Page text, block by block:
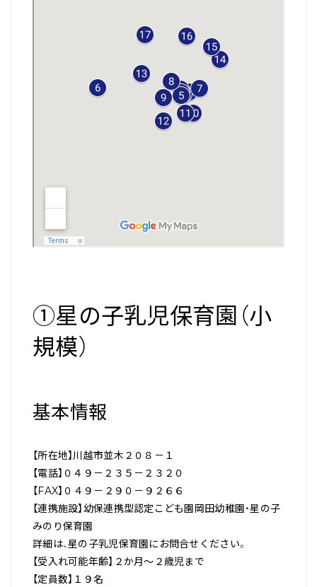
①星の子乳児保育園（小
規模）
基本情報
【所在地】川越市並木２０８－１
【電話】０４９－２３５－２３２０
【FAX】０４９－２９０－９２６６
【連携施設】幼保連携型認定こども園岡田幼稚園・星の子
みのり保育園
詳細は、星の子乳児保育園にお問合せください。
【受入れ可能年齢】２か月～２歳児まで
【定員数】１９名